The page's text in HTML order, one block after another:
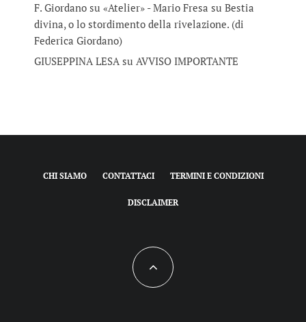
F. Giordano su «Atelier» - Mario Fresa su Bestia
divina, o lo stordimento della rivelazione. (di
Federica Giordano)
GIUSEPPINA LESAsu AVVISO IMPORTANTE
CHI SIAMO CONTATTACI TERMINI E CONDIZIONI
DISCLAIMER